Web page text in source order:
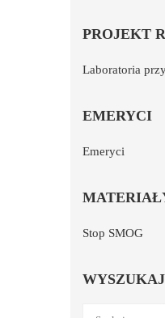
PROJEKT
Laboratoria
EMERYCI
Emeryci
Stop SMOG
WYSZUKAJ